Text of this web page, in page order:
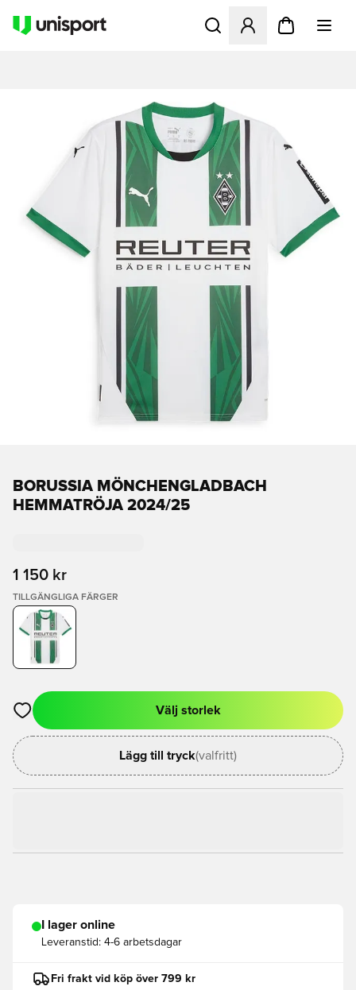
Öppnar en Modal för att
BORUSSIA MÖNCHENGLADBACH
HEMMATRÖJA 2024/25
1 150 kr
TILLGÄNGLIGA FÄRGER
Öppnar en Modal för att logga in eller registrera dig som
Välj storlek
Lägg till tryck(valfritt)
I lager online
Leveranstid: 4-6 arbetsdagar
Fri frakt vid köp över 799 kr